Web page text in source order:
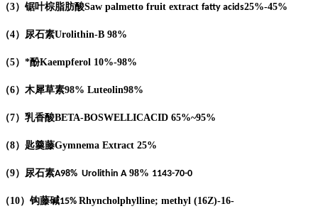
（3）锯叶棕脂肪酸Saw palmetto fruit extract fatty acids25%-45%
（4） 尿石素Urolithin-B 98%
（5）*酚Kaempferol 10%-98%
（6）木犀草素98% Luteolin98%
（7）乳香酸BETA-BOSWELLICACID 65%~95%
（8）匙羹藤Gymnema Extract 25%
（9）尿石素A98% Urolithin A 98% 1143-70-0
（10）钩藤碱15% Rhyncholphylline; methyl (16Z)-16-